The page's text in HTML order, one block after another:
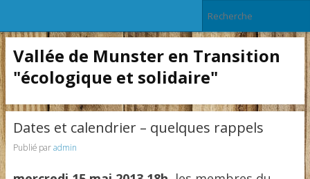
Vallée de Munster en Transition
"écologique et solidaire"
Dates et calendrier – quelques rappels
Publié paradmin